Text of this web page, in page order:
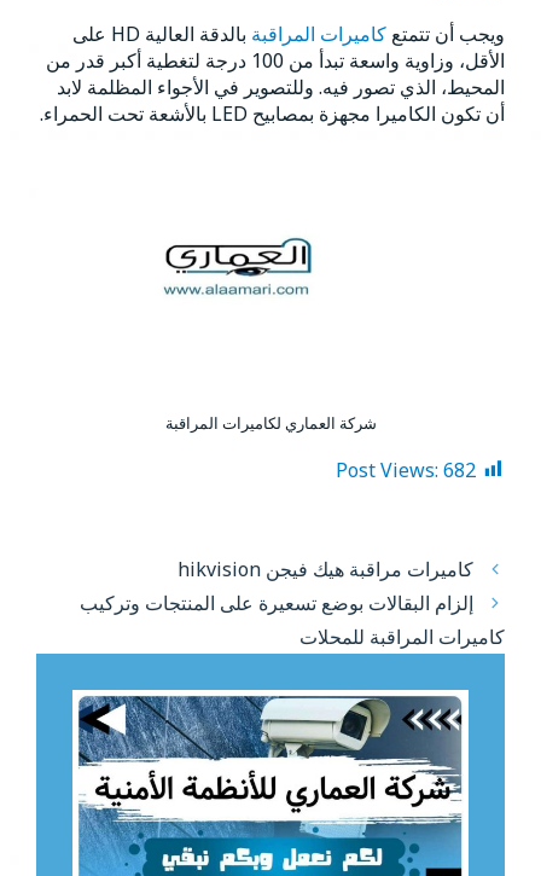
ويجب أن تتمتع كاميرات المراقبة
بالدقة العالية HD على
الأقل، وزاوية واسعة تبدأ من 100 درجة لتغطية أكبر قدر من
المحيط، الذي تصور فيه. وللتصوير في الأجواء المظلمة لابد
أن تكون الكاميرا مجهزة بمصابيح LED بالأشعة تحت الحمراء.
شركة العماري لكاميرات المراقبة
Post Views: 682
كاميرات مراقبة هيك فيجن hikvision
إلزام البقالات بوضع تسعيرة على المنتجات وتركيب
كاميرات المراقبة للمحلات